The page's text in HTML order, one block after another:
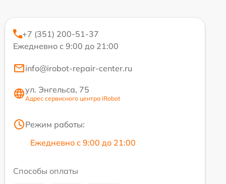
+7 (351) 200-51-37
Ежедневно с 9:00 до 21:00
info@irobot-repair-center.ru
ул. Энгельса, 75
Адрес сервисного центра iRobot
Режим работы:
Ежедневно с 9:00 до 21:00
Способы оплаты